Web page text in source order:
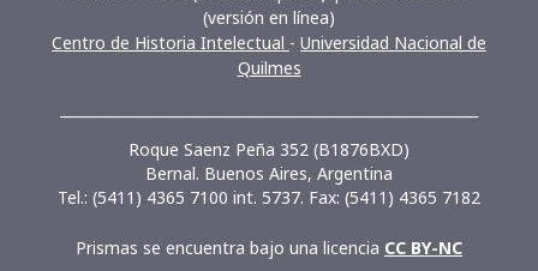
(versión en línea)
Centro de Historia Intelectual - Universidad Nacional de
Quilmes
Roque Saenz Peña 352 (B1876BXD)
Bernal. Buenos Aires, Argentina
Tel.: (5411) 4365 7100 int. 5737. Fax: (5411) 4365 7182
Prismas se encuentra bajo una licencia CC BY-NC